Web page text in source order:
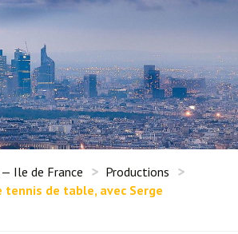
— Ile de France
Productions
de table, avec Serge